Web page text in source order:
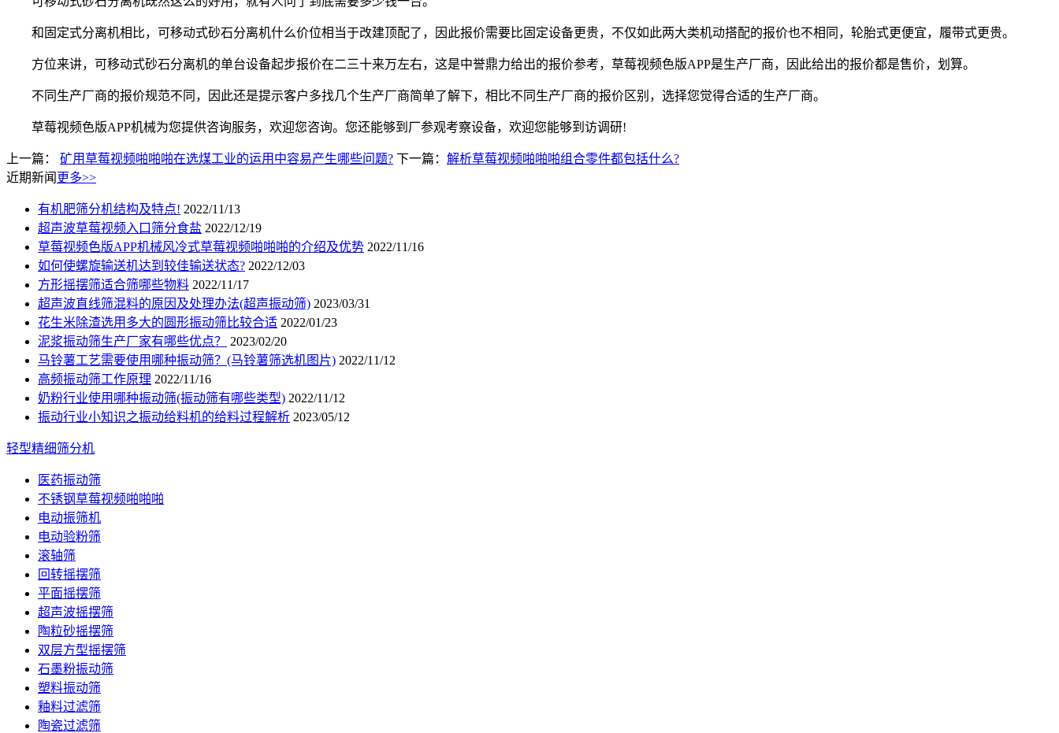
和固定式分离机相比，可移动式砂石分离机什么价位相当于改建顶配了，因此报价需要比固定设备更贵，不仅如此两大类机动搭配的报价也不相同，轮胎式更便宜，履带式更贵。
方位来讲，可移动式砂石分离机的单台设备起步报价在二三十来万左右，这是中誉鼎力给出的报价参考，草莓视频色版APP是生产厂商，因此给出的报价都是售价，划算。
不同生产厂商的报价规范不同，因此还是提示客户多找几个生产厂商简单了解下，相比不同生产厂商的报价区别，选择您觉得合适的生产厂商。
草莓视频色版APP机械为您提供咨询服务，欢迎您咨询。您还能够到厂参观考察设备，欢迎您能够到访调研!
上一篇： 矿用草莓视频啪啪啪在选煤工业的运用中容易产生哪些问题? 下一篇： 解析草莓视频啪啪啪组合零件都包括什么?
近期新闻 更多>>
有机肥筛分机结构及特点! 2022/11/13
超声波草莓视频入口筛分食盐 2022/12/19
草莓视频色版APP机械风冷式草莓视频啪啪啪的介绍及优势 2022/11/16
如何使螺旋输送机达到较佳输送状态? 2022/12/03
方形摇摆筛适合筛哪些物料 2022/11/17
超声波直线筛混料的原因及处理办法(超声振动筛) 2023/03/31
花生米除渣选用多大的圆形振动筛比较合适 2022/01/23
泥浆振动筛生产厂家有哪些优点？
2023/02/20
马铃薯工艺需要使用哪种振动筛？(马铃薯筛选机图片) 2022/11/12
高频振动筛工作原理 2022/11/16
奶粉行业使用哪种振动筛(振动筛有哪些类型) 2022/11/12
振动行业小知识之振动给料机的给料过程解析 2023/05/12
轻型精细筛分机
医药振动筛
不锈钢草莓视频啪啪啪
电动振筛机
电动验粉筛
滚轴筛
回转摇摆筛
平面摇摆筛
超声波摇摆筛
陶粒砂摇摆筛
双层方型摇摆筛
石墨粉振动筛
塑料振动筛
釉料过滤筛
陶瓷过滤筛